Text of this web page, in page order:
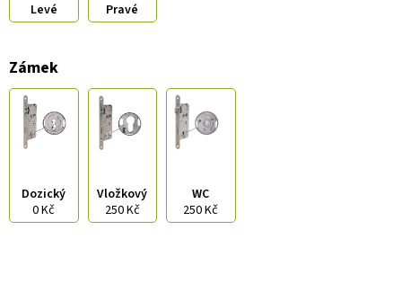
Levé Pravé
Zámek
Dozický
0 Kč
Vložkový
250 Kč
WC
250 Kč